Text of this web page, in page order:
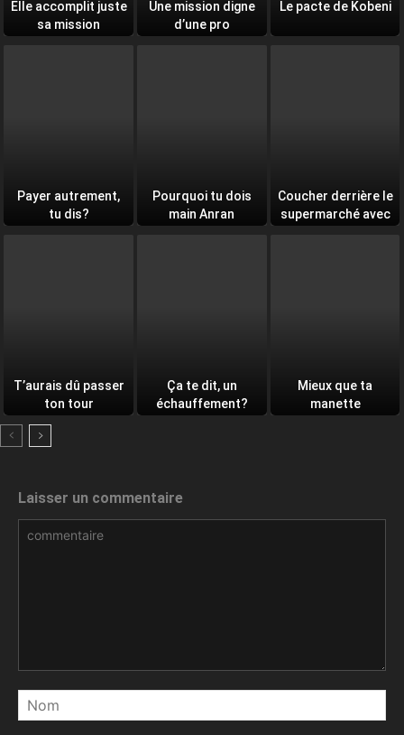
Elle accomplit juste
sa mission
Une mission digne
d’une pro
Le pacte de Kobeni
Payer autrement,
tu dis?
Pourquoi tu dois
main Anran
Coucher derrière le
supermarché avec
T’aurais dû passer
ton tour
Ça te dit, un
échauffement?
Mieux que ta
manette
Laisser un commentaire